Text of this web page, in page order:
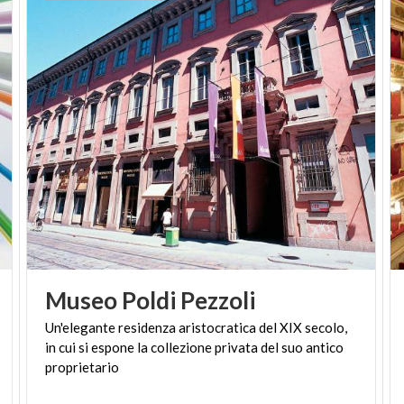
Numerosi ritratti del Manzoni decorano le pareti e
nelle bacheche sono custoditi autografi e
documenti, le prime e più rare edizioni delle opere
dello scrittore, quadri, stampe e incisioni relative ai
protagonisti, ai paesaggi e agli episodi deiPromessi
sposi.
Museo Poldi Pezzoli
Un'elegante residenza aristocratica del XIX secolo,
in cui si espone la collezione privata del suo antico
proprietario